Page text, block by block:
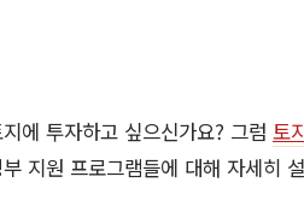
에 투자하고 싶으신가요? 그럼 토
지원 프로그램들에 대해 자세히